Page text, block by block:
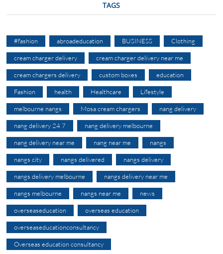
TAGS
#fashion abroadeducation BUSINESS Clothing
cream charger delivery cream charger delivery near me
cream chargers delivery custom boxes education
Fashion health Healthcare Lifestyle
melbourne nangs Mosa cream chargers nang delivery
nang delivery 24 7 nang delivery melbourne
nang delivery near me nang near me nangs
nangs city nangs delivered nangs delivery
nangs delivery melbourne nangs delivery near me
nangs melbourne nangs near me news
overseaseducation overseas education
overseaseducationconsultancy
Overseas education consultancy